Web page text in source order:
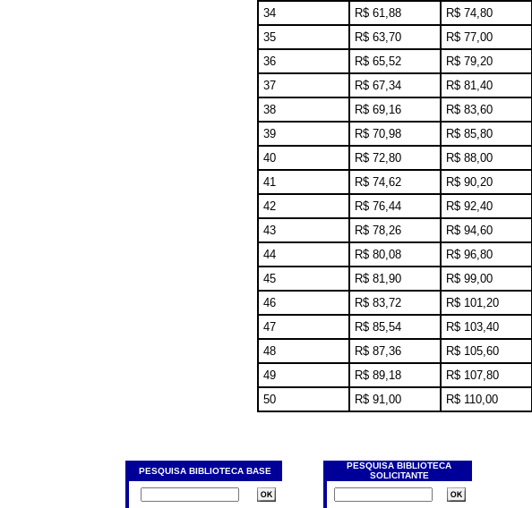
34
R$ 61,88
R$ 74,80
35
R$ 63,70
R$ 77,00
36
R$ 65,52
R$ 79,20
37
R$ 67,34
R$ 81,40
38
R$ 69,16
R$ 83,60
39
R$ 70,98
R$ 85,80
40
R$ 72,80
R$ 88,00
41
R$ 74,62
R$ 90,20
42
R$ 76,44
R$ 92,40
43
R$ 78,26
R$ 94,60
44
R$ 80,08
R$ 96,80
45
R$ 81,90
R$ 99,00
46
R$ 83,72
R$ 101,20
47
R$ 85,54
R$ 103,40
48
R$ 87,36
R$ 105,60
49
R$ 89,18
R$ 107,80
50
R$ 91,00 R$ 110,00
PESQUISA BIBLIOTECA BASE
PESQUISA BIBLIOTECA
SOLICITANTE